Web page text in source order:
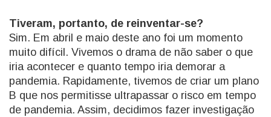
Tiveram, portanto, de reinventar-se?
Sim. Em abril e maio deste ano foi um momento
muito difícil. Vivemos o drama de não saber o que
iria acontecer e quanto tempo iria demorar a
pandemia. Rapidamente, tivemos de criar um plano
B que nos permitisse ultrapassar o risco em tempo
de pandemia. Assim, decidimos fazer investigação